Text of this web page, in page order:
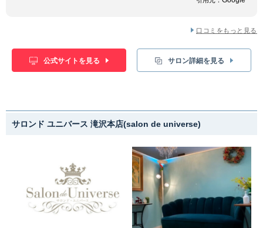
口コミをもっと見る
公式サイトを見る サロン詳細を見る
サロンド ユニバース 滝沢本店(salon de universe)